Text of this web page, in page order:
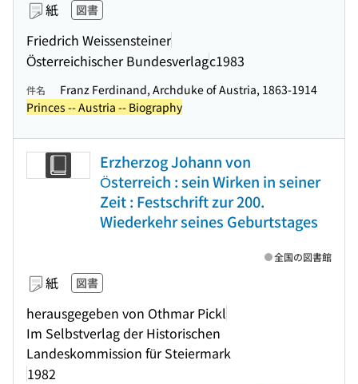
紙 図書
Friedrich Weissensteiner
Österreichischer Bundesverlagc1983
件名
Franz Ferdinand, Archduke of Austria, 1863-1914
Princes -- Austria -- Biography
Erzherzog Johann von
Österreich : sein Wirken in seiner
Zeit : Festschrift zur 200.
Wiederkehr seines Geburtstages
紙 図書
herausgegeben von Othmar Pickl
Im Selbstverlag der Historischen
Landeskommission für Steiermark
1982
全国の図書館